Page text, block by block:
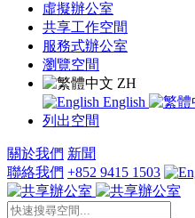
虛擬辦公室
共享工作空間
服務式辦公室
瀏覽空間
ZH
English
列出空間
關於我們 新聞
聯絡我們 +852 9415 1503